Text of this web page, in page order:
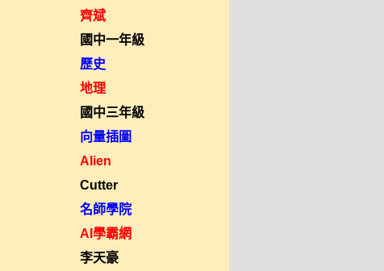
齊斌
國中一年級
歷史
地理
國中三年級
向量插圖
Alien
Cutter
名師學院
AI學霸網
李天豪